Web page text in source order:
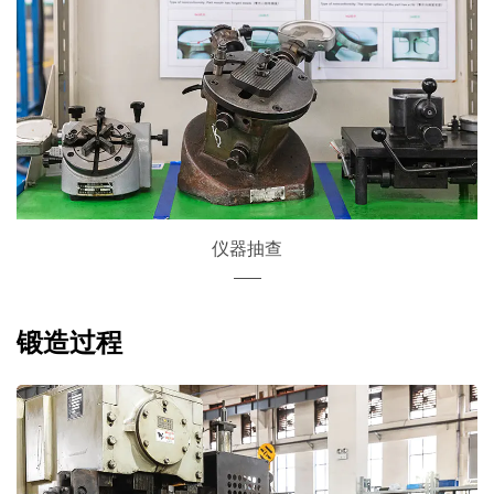
仪器抽查
锻造过程